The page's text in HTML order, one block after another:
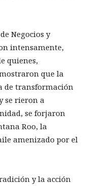
Negocios y
intensamente,
quienes,
que la
de transformación
se rieron a
se forjaron
Roo, la
amenizado por el
y la acción